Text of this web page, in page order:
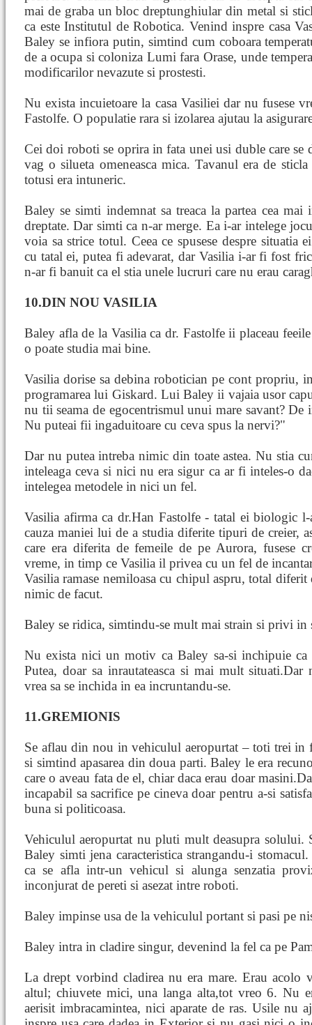
mai de graba un bloc dreptunghiular din metal si
ca este Institutul de Robotica. Venind inspre casa
Baley se infiora putin, simtind cum coboara
de a ocupa si coloniza Lumi fara Orase, unde
modificarilor nevazute si prostesti.
Nu exista incuietoare la casa Vasiliei dar nu fusese
Fastolfe. O populatie rara si izolarea ajutau la
Cei doi roboti se oprira in fata unei usi duble care se
vag o silueta omeneasca mica. Tavanul era de
totusi era intuneric.
Baley se simti indemnat sa treaca la partea cea mai
dreptate. Dar simti ca n-ar merge. Ea i-ar intelege
voia sa strice totul. Ceea ce spusese despre situatia
cu tatal ei, putea fi adevarat, dar Vasilia i-ar fi fost
n-ar fi banuit ca el stia unele lucruri care nu erau
10.DIN NOU VASILIA
Baley afla de la Vasilia ca dr. Fastolfe ii placeau
o poate studia mai bine.
Vasilia dorise sa debina robotician pe cont propriu,
programarea lui Giskard. Lui Baley ii vajaia usor
nu tii seama de egocentrismul unui mare savant?
Nu puteai fii ingaduitoare cu ceva spus la nervi?"
Dar nu putea intreba nimic din toate astea. Nu stia
inteleaga ceva si nici nu era sigur ca ar fi inteles-o
intelegea metodele in nici un fel.
Vasilia afirma ca dr.Han Fastolfe - tatal ei biologic
cauza maniei lui de a studia diferite tipuri de creier,
care era diferita de femeile de pe Aurora, fusese
vreme, in timp ce Vasilia il privea cu un fel de
Vasilia ramase nemiloasa cu chipul aspru, total
nimic de facut.
Baley se ridica, simtindu-se mult mai strain si privi in
Nu exista nici un motiv ca Baley sa-si inchipuie ca
Putea, doar sa inrautateasca si mai mult
vrea sa se inchida in ea incruntandu-se.
11.GREMIONIS
Se aflau din nou in vehiculul aeropurtat – toti trei
si simtind apasarea din doua parti. Baley le era
care o aveau fata de el, chiar daca erau doar
incapabil sa sacrifice pe cineva doar pentru a-si
buna si politicoasa.
Vehiculul aeropurtat nu pluti mult deasupra solului.
Baley simti jena caracteristica strangandu-i
ca se afla intr-un vehicul si alunga senzatia
inconjurat de pereti si asezat intre roboti.
Baley impinse usa de la vehiculul portant si pasi pe
Baley intra in cladire singur, devenind la fel ca pe
La drept vorbind cladirea nu era mare. Erau acolo
altul; chiuvete mici, una langa alta,tot vreo 6. Nu
aerisit imbracamintea, nici aparate de ras. Usile nu